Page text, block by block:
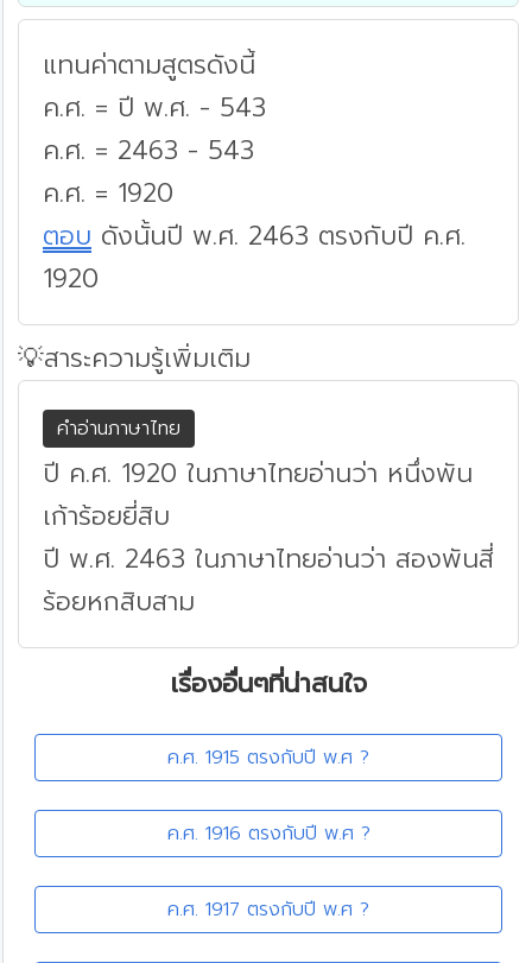
แทนค่าตามสูตรดังนี้
ค.ศ. = ปี พ.ศ. - 543
ค.ศ. = 2463 - 543
ค.ศ. = 1920
ตอบ ดังนั้นปี พ.ศ. 2463 ตรงกับปี ค.ศ.
1920
💡สาระความรู้เพิ่มเติม
คำอ่านภาษาไทย
ปี ค.ศ. 1920 ในภาษาไทยอ่านว่า หนึ่งพัน
เก้าร้อยยี่สิบ
ปี พ.ศ. 2463 ในภาษาไทยอ่านว่า สองพันสี่
ร้อยหกสิบสาม
เรื่องอื่นๆที่น่าสนใจ
ค.ศ. 1915 ตรงกับปี พ.ศ ?
ค.ศ. 1916 ตรงกับปี พ.ศ ?
ค.ศ. 1917 ตรงกับปี พ.ศ ?